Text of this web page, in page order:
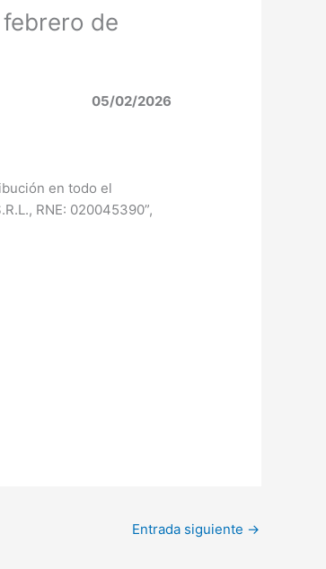
de
05/02/2026
en todo el
RNE: 020045390”,
Entrada siguiente →